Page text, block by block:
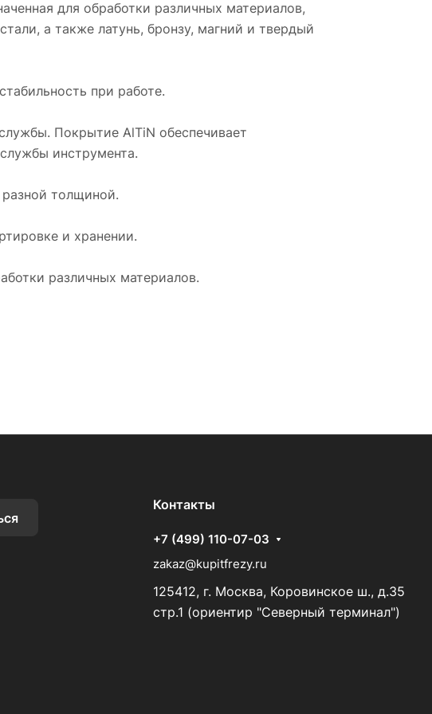
для обработки различных материалов,
а также латунь, бронзу, магний и твердый
при работе.
Покрытие AlTiN обеспечивает
инструмента.
толщиной.
и хранении.
различных материалов.
Контакты
+7 (499) 110-07-03
zakaz@kupitfrezy.ru
125412, г. Москва, Коровинское ш., д.35
стр.1 (ориентир "Северный терминал")